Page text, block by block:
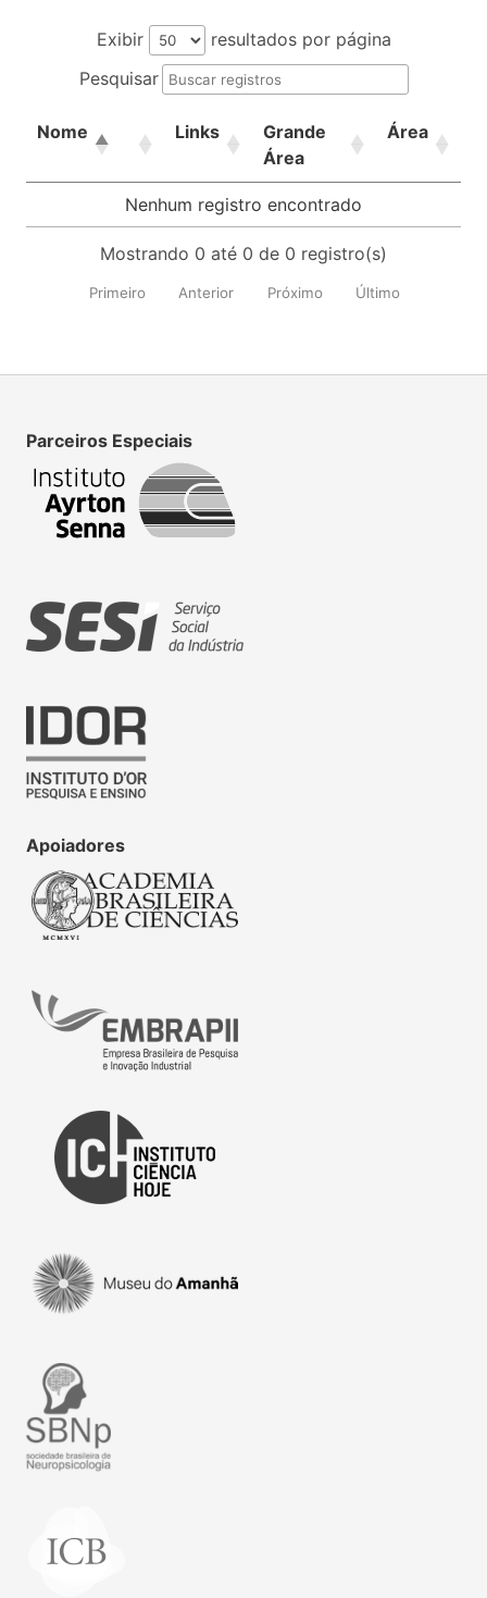
Exibir
resultados por página
Pesquisar
Nome Links
Grande
Área
Área
Nenhum registro encontrado
Mostrando 0 até 0 de 0 registro(s)
Primeiro Anterior Próximo Último
Parceiros Especiais
Apoiadores